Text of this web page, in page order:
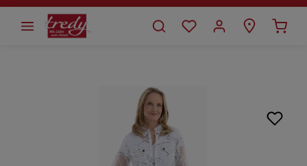
springen